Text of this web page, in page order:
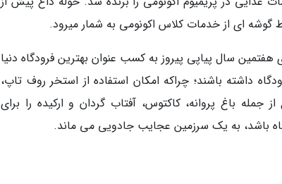
گوشه ای از خدمات کلاس اکونومی به شمار میرود.
سال پیاپی پیروز به کسب عنوان بهترین فرودگاه دنیا
داشته باشند؛ چراکه امکان استفاده از استخر روف تاپ،
جمله باغ پروانه، کاکتوس، آفتاب گردان و ارکیده را برای
باشد، به یک سرزمین عجایب جادویی می ماند.